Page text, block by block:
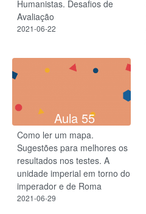
Humanistas. Desafios de
Avaliação
2021-06-22
Aula 55
Como ler um mapa.
Sugestões para melhores os
resultados nos testes. A
unidade imperial em torno do
imperador e de Roma
2021-06-29